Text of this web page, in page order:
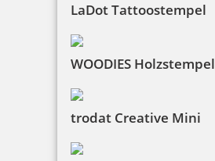
LaDot Tattoostempel
WOODIES Holzstempel
trodat Creative Mini